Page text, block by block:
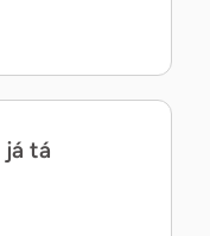
já tá